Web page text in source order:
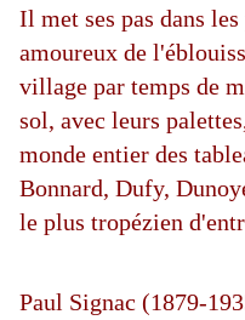
Il met ses pas dans
amoureux de
village par temps de
sol, avec leurs
monde entier des
Bonnard, Dufy,
le plus tropézien
Paul Signac (1879-